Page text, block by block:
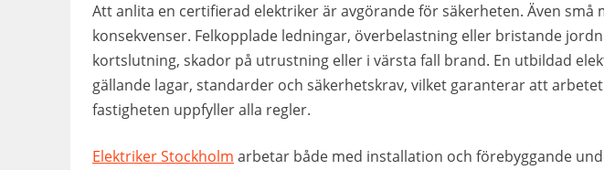
Att anlita en certifierad elektriker är avgörande för säkerheten. Även små
konsekvenser. Felkopplade ledningar, överbelastning eller bristande
kortslutning, skador på utrustning eller i värsta fall brand. En utbildad
gällande lagar, standarder och säkerhetskrav, vilket garanterar att
fastigheten uppfyller alla regler.
Elektriker Stockholm arbetar både med installation och förebyggande